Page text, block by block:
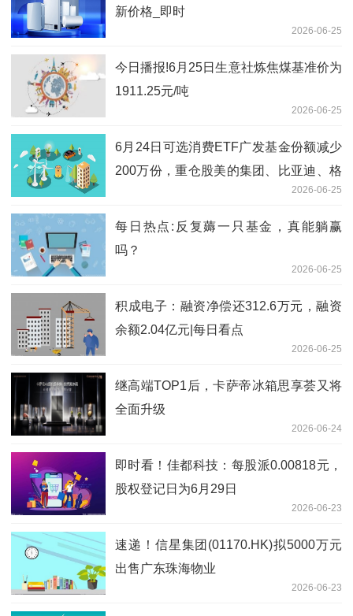
新价格_即时
2026-06-25
今日播报!6月25日生意社炼焦煤基准价为
1911.25元/吨
2026-06-25
6月24日可选消费ETF广发基金份额减少
200万份，重仓股美的集团、比亚迪、格
2026-06-25
每日热点:反复薅一只基金，真能躺赢
吗？
2026-06-25
积成电子：融资净偿还312.6万元，融资
余额2.04亿元|每日看点
2026-06-25
继高端TOP1后，卡萨帝冰箱思享荟又将
全面升级
2026-06-24
即时看！佳都科技：每股派0.00818元，
股权登记日为6月29日
2026-06-23
速递！信星集团(01170.HK)拟5000万元
出售广东珠海物业
2026-06-23